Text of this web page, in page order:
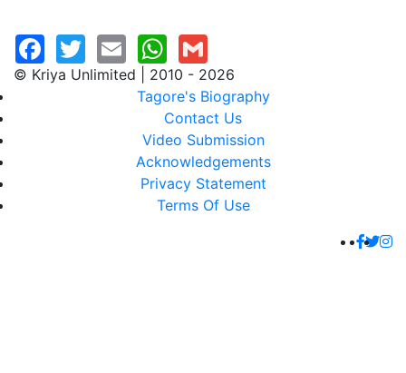
© Kriya Unlimited | 2010 - 2026
Tagore's Biography
Contact Us
Video Submission
Acknowledgements
Privacy Statement
Terms Of Use